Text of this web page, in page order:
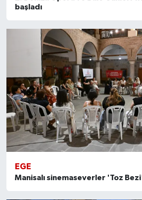
başladı
EGE
Manisalı sinemaseverler 'Toz